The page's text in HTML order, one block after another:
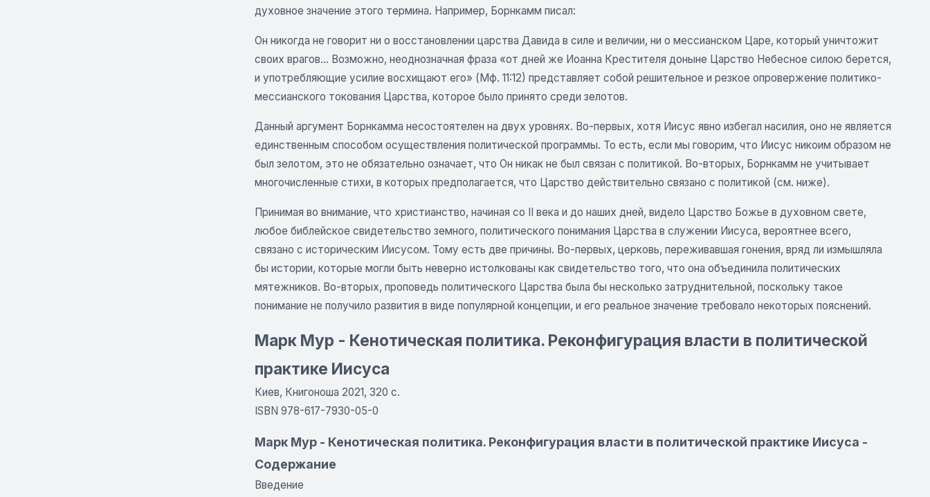
духовное значение этого термина. Например, Борнкамм писал:
Он никогда не говорит ни о восстановлении царства Давида в силе и величии, ни о мессианском Царе, который уничтожит
своих врагов... Возможно, неоднозначная фраза «от дней же Иоанна Крестителя доныне Царство Небесное силою берется,
и употребляющие усилие восхищают его» (Мф. 11:12) представляет собой решительное и резкое опровержение политико-
мессианского токования Царства, которое было принято среди зелотов.
Данный аргумент Борнкамма несостоятелен на двух уровнях. Во-первых, хотя Иисус явно избегал насилия, оно не является
единственным способом осуществления политической программы. То есть, если мы говорим, что Иисус никоим образом не
был зелотом, это не обязательно означает, что Он никак не был связан с политикой. Во-вторых, Борнкамм не учитывает
многочисленные стихи, в которых предполагается, что Царство действительно связано с политикой (см. ниже).
Принимая во внимание, что христианство, начиная со II века и до наших дней, видело Царство Божье в духовном свете,
любое библейское свидетельство земного, политического понимания Царства в служении Иисуса, вероятнее всего,
связано с историческим Иисусом. Тому есть две причины. Во-первых, церковь, переживавшая гонения, вряд ли измышляла
бы истории, которые могли быть неверно истолкованы как свидетельство того, что она объединила политических
мятежников. Во-вторых, проповедь политического Царства была бы несколько затруднительной, поскольку такое
понимание не получило развития в виде популярной концепции, и его реальное значение требовало некоторых пояснений.
Марк Мур - Кенотическая политика. Реконфигурация власти в политической
практике Иисуса
Киев, Книгоноша 2021, 320 с.
ISBN 978-617-7930-05-0
Марк Мур - Кенотическая политика. Реконфигурация власти в политической практике Иисуса -
Содержание
Введение